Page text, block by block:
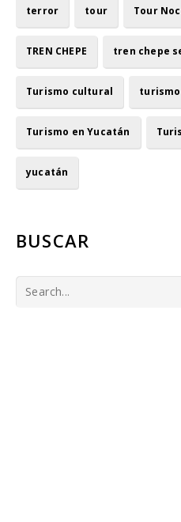
terror tour Tour
TREN CHEPE tren chepe
Turismo cultural
Turismo en Yucatán
yucatán
BUSCAR